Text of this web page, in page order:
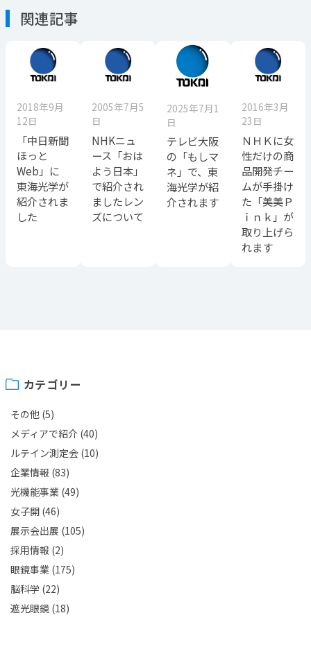
関連記事
2018年9月
12日
「中日新聞
ほっと
Web」に
東海光学が
紹介されま
した
2005年7月5
日
NHKニュ
ース「おは
よう日本」
で紹介され
ましたレン
ズについて
2025年7月1
日
テレビ大阪
の「もしマ
ネ」で、東
海光学が紹
介されます
2016年3月
23日
ＮＨＫに女
性だけの商
品開発チー
ムが手掛け
た「美美Ｐ
ｉｎｋ」が
取り上げら
れます
カテゴリー
その他(5)
メディアで紹介(40)
ルテイン測定会(10)
企業情報 (83)
光機能事業(49)
女子開(46)
展示会出展 (105)
採用情報 (2)
眼鏡事業(175)
脳科学 (22)
遮光眼鏡(18)